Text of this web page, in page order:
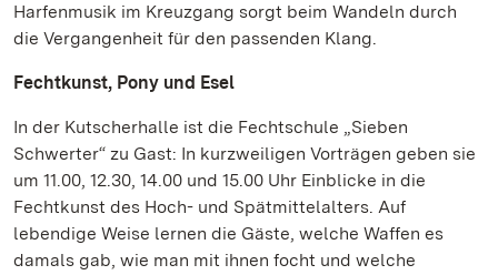
Harfenmusik im Kreuzgang sorgt beim Wandeln durch
die Vergangenheit für den passenden Klang.
Fechtkunst, Pony und Esel
In der Kutscherhalle ist die Fechtschule „Sieben
Schwerter“ zu Gast: In kurzweiligen Vorträgen geben sie
um 11.00, 12.30, 14.00 und 15.00 Uhr Einblicke in die
Fechtkunst des Hoch- und Spätmittelalters. Auf
lebendige Weise lernen die Gäste, welche Waffen es
damals gab, wie man mit ihnen focht und welche